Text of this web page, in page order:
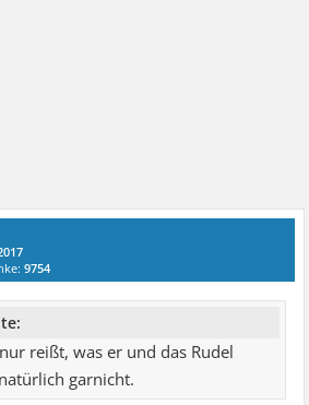
9754
reißt, was er und das Rudel
garnicht.